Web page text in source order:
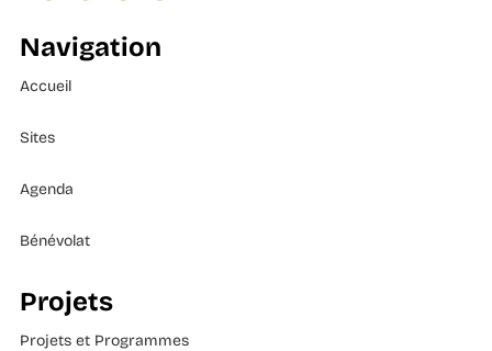
Navigation
Accueil
Sites
Agenda
Bénévolat
Projets
Projets et Programmes